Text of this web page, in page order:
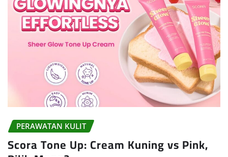
PERAWATAN KULIT
Scora Tone Up: Cream Kuning vs Pink,